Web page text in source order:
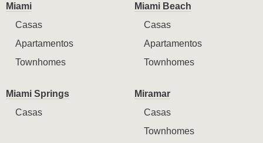
Miami
Casas
Apartamentos
Townhomes
Miami Beach
Casas
Apartamentos
Townhomes
Miami Springs
Casas
Miramar
Casas
Townhomes